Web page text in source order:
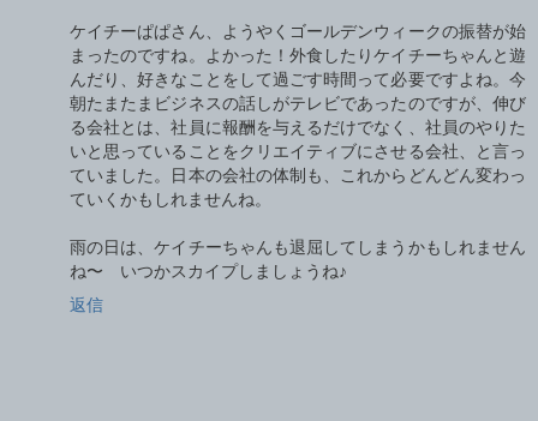
ケイチーぱぱさん、ようやくゴールデンウィークの振替が始
まったのですね。よかった！外食したりケイチーちゃんと遊
んだり、好きなことをして過ごす時間って必要ですよね。今
朝たまたまビジネスの話しがテレビであったのですが、伸び
る会社とは、社員に報酬を与えるだけでなく、社員のやりた
いと思っていることをクリエイティブにさせる会社、と言っ
ていました。日本の会社の体制も、これからどんどん変わっ
ていくかもしれませんね。
雨の日は、ケイチーちゃんも退屈してしまうかもしれません
ね〜 いつかスカイプしましょうね♪
返信